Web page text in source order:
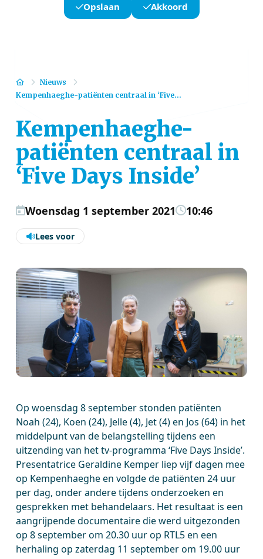
Opslaan Akkoord
HomeNieuws
Kempenhaeghe-patiënten centraal in ‘Five...
Kempenhaeghe-
patiënten centraal in
‘Five Days Inside’
Woensdag 1 september 2021 10:46
Lees voor
Op woensdag 8 september stonden patiënten
Noah (24), Koen (24), Jelle (4), Jet (4) en Jos (64) in het
middelpunt van de belangstelling tijdens een
uitzending van het tv-programma ‘Five Days Inside’.
Presentatrice Geraldine Kemper liep vijf dagen mee
op Kempenhaeghe en volgde de patiënten 24 uur
per dag, onder andere tijdens onderzoeken en
gesprekken met behandelaars. Het resultaat is een
aangrijpende documentaire die werd uitgezonden
op 8 september om 20.30 uur op RTL5 en een
herhaling op zaterdag 11 september om 19.00 uur